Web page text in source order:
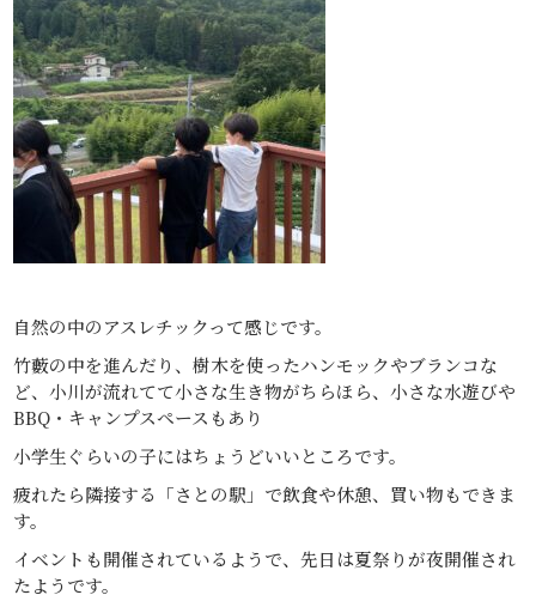
自然の中のアスレチックって感じです。
竹藪の中を進んだり、樹木を使ったハンモックやブランコな
ど、小川が流れてて小さな生き物がちらほら、小さな水遊びや
BBQ・キャンプスペースもあり
小学生ぐらいの子にはちょうどいいところです。
疲れたら隣接する「さとの駅」で飲食や休憩、買い物もできま
す。
イベントも開催されているようで、先日は夏祭りが夜開催され
たようです。